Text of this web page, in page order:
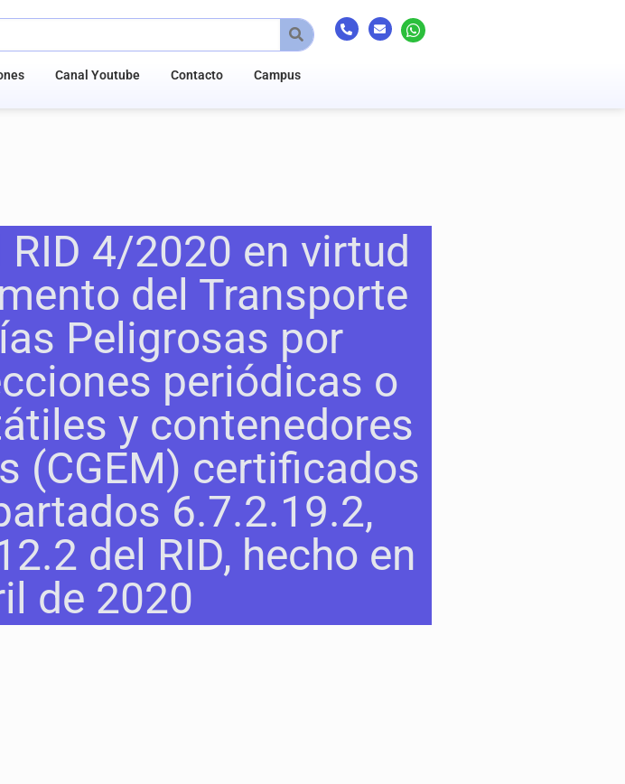
Canal Youtube Contacto Campus
4/2020 en virtud
del Transporte
Peligrosas por
periódicas o
y contenedores
(CGEM) certificados
6.7.2.19.2,
del RID, hecho en
de 2020